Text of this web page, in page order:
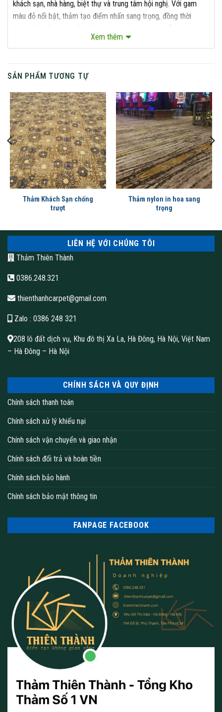
khách sạn, nhà hàng, biệt thự và trung tâm hội nghị. Với gam
màu đỏ nổi bật, thảm tạo điểm nhấn sang trọng, đồng thời
mang ý nghĩa may mắn, thịnh vượng theo phong thủy.
thảm trải sàn dùng cho hội trường
Xem thêm
SẢN PHẨM TƯƠNG TỰ
Thảm Khách Sạn chống
trượt
Thảm nylon in hoa sang
trọng
LIÊN HỆ VỚI CHÚNG TÔI
Thảm Thiên Thành
0386.248.321
thienthanhcarpet@gmail.com
Zalo : 0386 248 321
208 lô đất dịch vụ, Khu đô thị Xa La, Hà Đông, Hà Nội, Việt Nam
– Hà Đông – Hà Nội
CHÍNH SÁCH VÀ QUY ĐỊNH
Chính sách thanh toán
Chính sách xử lý khiếu nại
Chính sách vận chuyển và giao nhận
Chính sách đổi trả và hoàn tiền
Chính sách bảo hành
Chính sách bảo mật thông tin
FANPAGE FACEBOOK